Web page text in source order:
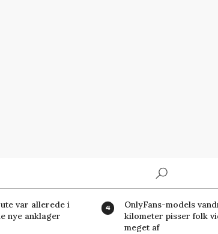
var allerede i
nye anklager
OnlyFans-models
kilometer pisser folk
meget af